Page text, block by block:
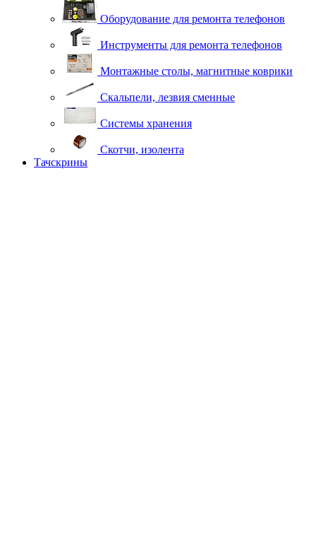
Оборудование для ремонта телефонов
Инструменты для ремонта телефонов
Монтажные столы, магнитные коврики
Скальпели, лезвия сменные
Системы хранения
Скотчи, изолента
Тачскрины